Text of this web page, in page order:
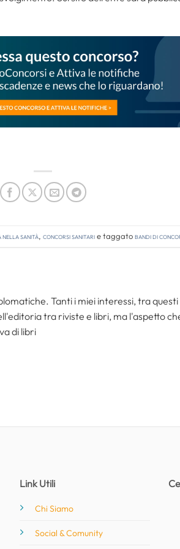
sanità, Concorsi Sanitarie taggatobandi di
Tanti i miei interessi, tra
tra riviste e libri, ma l'aspetto
di libri
Link Utili
Chi Siamo
Social & Comunity